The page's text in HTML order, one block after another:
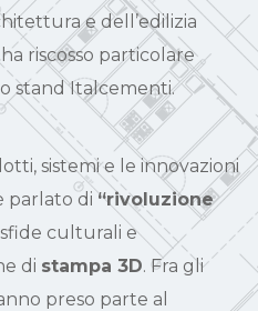
e dell’edilizia
riscosso particolare
stand Italcementi.
sistemi e le innovazioni
parlato di“rivoluzione
culturali e
di stampa 3D. Fra gli
preso parte al